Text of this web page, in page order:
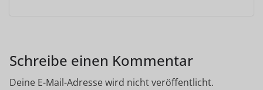
Schreibe einen Kommentar
Deine E-Mail-Adresse wird nicht veröffentlicht.